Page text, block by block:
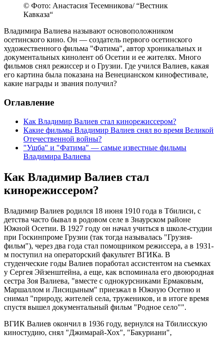
© Фото: Анастасия Тесемникова/ “Вестник
Кавказа“
Владимира Валиева называют основоположником
осетинского кино. Он — создатель первого осетинского
художественного фильма "Фатима", автор хроникальных и
документальных кинолент об Осетии и ее жителях. Много
фильмов снял режиссер и о Грузии. Где учился Валиев, какая
его картина была показана на Венецианском кинофестивале,
какие награды и звания получил?
Оглавление
Как Владимир Валиев стал кинорежиссером?
Какие фильмы Владимир Валиев снял во время Великой
Отечественной войны?
"Ушба" и "Фатима" — самые известные фильмы
Владимира Валиева
Как Владимир Валиев стал
кинорежиссером?
Владимир Валиев родился 18 июня 1910 года в Тбилиси, с
детства часто бывал в родовом селе в Знаурском районе
Южной Осетии. В 1927 году он начал учиться в школе-студии
при Госкинпроме Грузии (так тогда называлась "Грузия-
фильм"), через два года стал помощником режиссера, а в 1931-
м поступил на операторский факультет ВГИКа. В
студенческие годы Валиев поработал ассистентом на съемках
у Сергея Эйзенштейна, а еще, как вспоминала его двоюродная
сестра Зоя Валиева, "вместе с однокурсниками Ермаковым,
Маршаллом и Лисицыным" приезжал в Южную Осетию и
снимал "природу, жителей села, тружеников, и в итоге время
спустя вышел документальный фильм "Родное село"".
ВГИК Валиев окончил в 1936 году, вернулся на Тбилисскую
киностудию, снял "Джимарай-Хох", "Бакуриани",